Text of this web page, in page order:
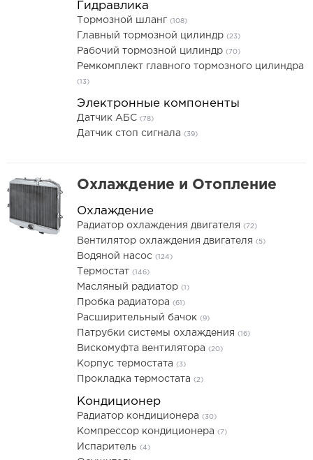
Гидравлика
Тормозной шланг (108)
Главный тормозной цилиндр (23)
Рабочий тормозной цилиндр (70)
Ремкомплект главного тормозного цилиндра
(13)
Электронные компоненты
Датчик АБС (78)
Датчик стоп сигнала (39)
Охлаждение и Отопление
Охлаждение
Радиатор охлаждения двигателя (72)
Вентилятор охлаждения двигателя (5)
Водяной насос (124)
Термостат (146)
Масляный радиатор (1)
Пробка радиатора (61)
Расширительный бачок (9)
Патрубки системы охлаждения (16)
Вискомуфта вентилятора (20)
Корпус термостата (3)
Прокладка термостата (2)
Кондиционер
Радиатор кондиционера (30)
Компрессор кондиционера (7)
Испаритель (4)